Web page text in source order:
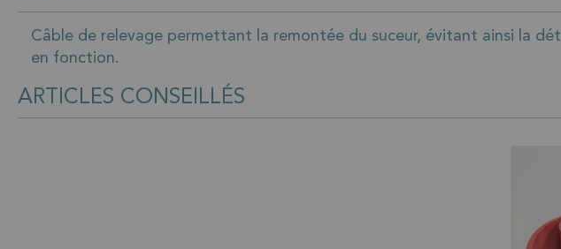
Câble de relevage permettant la remontée du suceur, évitant ainsi la
en fonction.
ARTICLES CONSEILLÉS